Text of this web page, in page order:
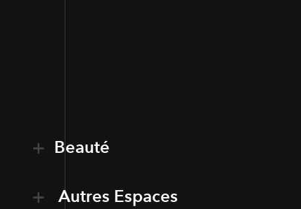
Beauté
Autres Espaces